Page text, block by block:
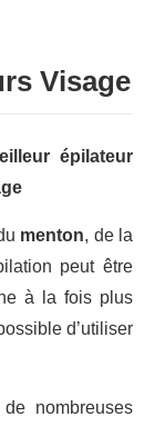
Visage
menton, de la
peut être
à la fois plus
d’utiliser
nombreuses